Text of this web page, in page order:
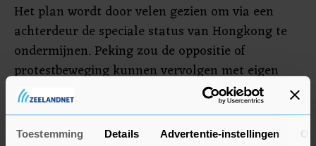
Toestemming Details Advertentie-instellingen
Het plan wordt door velen gezien om via een
achterdeur de speciale status van Hongkong te
ondermijnen. Peking zou de oppositie of
protestbeweging kunnen vervolgen met eigen
agenten in een speciaal op te zetten
veiligheidsapparaat in Hongkong. Dat zou onder
meer allerlei "terroristische activiteiten" moeten